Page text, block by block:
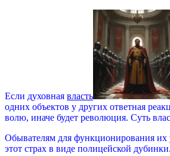
Если духовная власть
одних объектов у других ответная
волю, иначе будет революция. Суть
Обывателям для функционирования их
этот страх в виде полицейской дубинки.